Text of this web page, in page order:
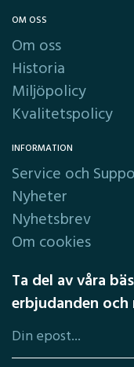
OM OSS
Om oss
Historia
Miljöpolicy
Kvalitetspolicy
INFORMATION
Service och
Nyheter
Nyhetsbrev
Om cookies
Ta del av våra
erbjudanden och